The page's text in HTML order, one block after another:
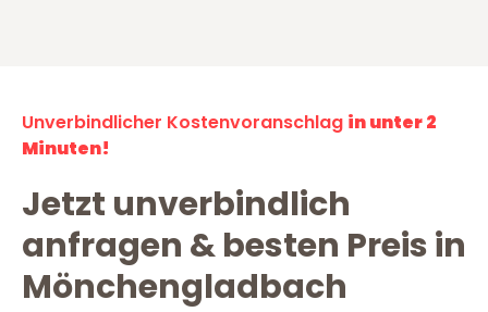
Unverbindlicher Kostenvoranschlag in unter 2
Minuten!
Jetzt unverbindlich
anfragen & besten Preis in
Mönchengladbach